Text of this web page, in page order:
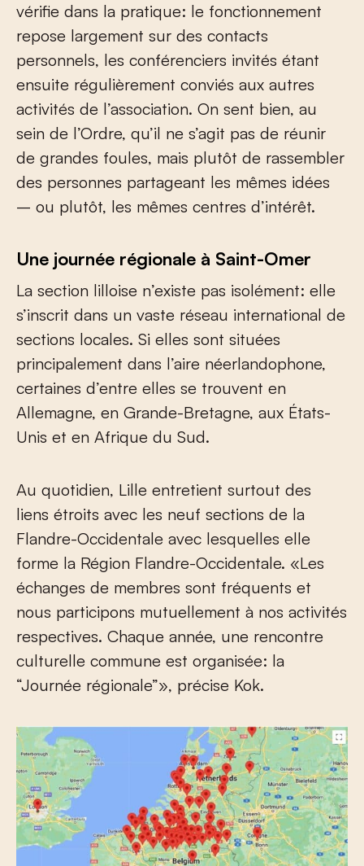
vérifie dans la pratique: le fonctionnement
repose largement sur des contacts
personnels, les conférenciers invités étant
ensuite régulièrement conviés aux autres
activités de l’association. On sent bien, au
sein de l’Ordre, qu’il ne s’agit pas de réunir
de grandes foules, mais plutôt de rassembler
des personnes partageant les mêmes idées
– ou plutôt, les mêmes centres d’intérêt.
Une journée régionale à Saint-Omer
La section lilloise n’existe pas isolément: elle
s’inscrit dans un vaste réseau international de
sections locales. Si elles sont situées
principalement dans l’aire néerlandophone,
certaines d’entre elles se trouvent en
Allemagne, en Grande-Bretagne, aux États-
Unis et en Afrique du Sud.
Au quotidien, Lille entretient surtout des
liens étroits avec les neuf sections de la
Flandre-Occidentale avec lesquelles elle
forme la Région Flandre-Occidentale. «Les
échanges de membres sont fréquents et
nous participons mutuellement à nos activités
respectives. Chaque année, une rencontre
culturelle commune est organisée: la
“Journée régionale”», précise Kok.